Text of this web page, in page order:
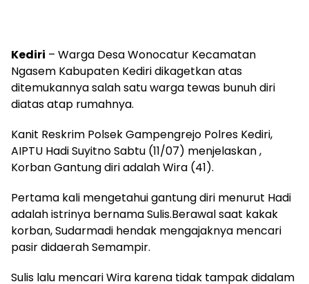
Kediri – Warga Desa Wonocatur Kecamatan
Ngasem Kabupaten Kediri dikagetkan atas
ditemukannya salah satu warga tewas bunuh diri
diatas atap rumahnya.
Kanit Reskrim Polsek Gampengrejo Polres Kediri,
AIPTU Hadi Suyitno Sabtu (11/07) menjelaskan ,
Korban Gantung diri adalah Wira (41).
Pertama kali mengetahui gantung diri menurut Hadi
adalah istrinya bernama Sulis.Berawal saat kakak
korban, Sudarmadi hendak mengajaknya mencari
pasir didaerah Semampir.
Sulis lalu mencari Wira karena tidak tampak didalam